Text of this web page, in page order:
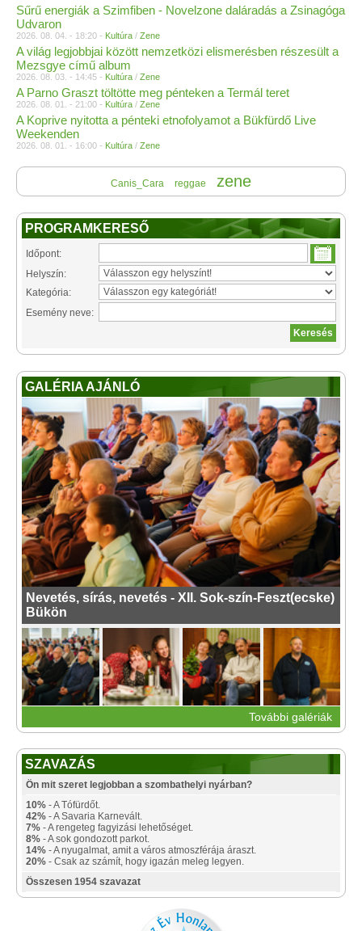
Sűrű energiák a Szimfiben - Novelzone daláradás a Zsinagóga
Udvaron
2026. 08. 04. - 18:20 - Kultúra / Zene
A világ legjobbjai között nemzetközi elismerésben részesült a
Mezsgye című album
2026. 08. 03. - 14:45 - Kultúra / Zene
A Parno Graszt töltötte meg pénteken a Termál teret
2026. 08. 01. - 21:00 - Kultúra / Zene
A Koprive nyitotta a pénteki etnofolyamot a Bükfürdő Live
Weekenden
2026. 08. 01. - 16:00 - Kultúra / Zene
Canis_Cara reggae zene
PROGRAMKERESŐ
Időpont:
Helyszín:
Kategória:
Esemény neve:
GALÉRIA AJÁNLÓ
Nevetés, sírás, nevetés - XII. Sok-szín-Feszt(ecske)
Bükön
További galériák
SZAVAZÁS
Ön mit szeret legjobban a szombathelyi nyárban?
10% - A Tófürdőt.
42% - A Savaria Karnevált.
7% - A rengeteg fagyizási lehetőséget.
8% - A sok gondozott parkot.
14% - A nyugalmat, amit a város atmoszférája áraszt.
20% - Csak az számít, hogy igazán meleg legyen.
Összesen 1954 szavazat